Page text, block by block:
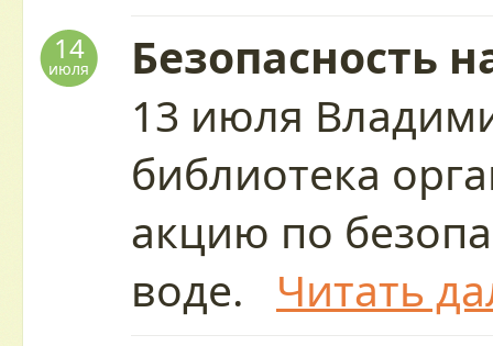
14
июля
Безопасность
13 июля
библиотека
акцию по
воде. Читать